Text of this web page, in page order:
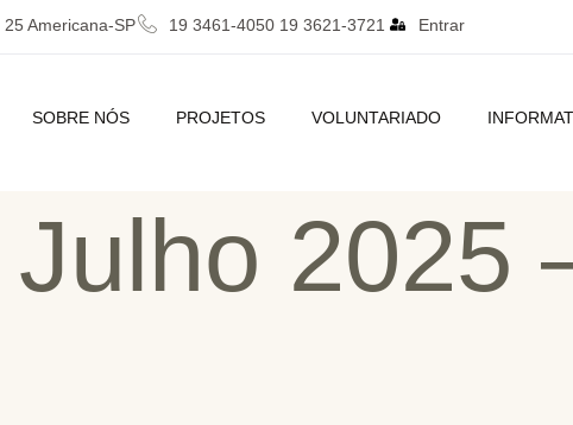
Americana-SP 19 3461-4050 19 3621-3721 Entrar
SOBRE NÓS PROJETOS VOLUNTARIADO
2025